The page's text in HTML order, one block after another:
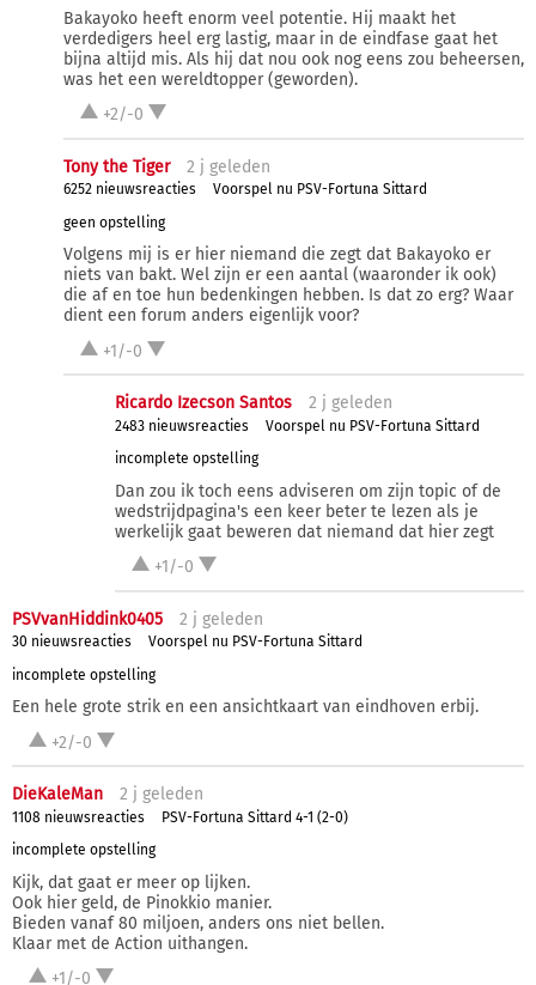
Bakayoko heeft enorm veel potentie. Hij maakt het
verdedigers heel erg lastig, maar in de eindfase gaat het
bijna altijd mis. Als hij dat nou ook nog eens zou beheersen,
was het een wereldtopper (geworden).
+2/-0
Tony the Tiger 2 j geleden
6252 nieuwsreacties
Voorspel nu PSV-Fortuna Sittard
geen opstelling
Volgens mij is er hier niemand die zegt dat Bakayoko er
niets van bakt. Wel zijn er een aantal (waaronder ik ook)
die af en toe hun bedenkingen hebben. Is dat zo erg? Waar
dient een forum anders eigenlijk voor?
+1/-0
Ricardo Izecson Santos 2 j geleden
2483 nieuwsreacties
Voorspel nu PSV-Fortuna Sittard
incomplete opstelling
Dan zou ik toch eens adviseren om zijn topic of de
wedstrijdpagina's een keer beter te lezen als je
werkelijk gaat beweren dat niemand dat hier zegt
+1/-0
PSVvanHiddink0405 2 j geleden
30 nieuwsreacties
Voorspel nu PSV-Fortuna Sittard
incomplete opstelling
Een hele grote strik en een ansichtkaart van eindhoven erbij.
+2/-0
DieKaleMan 2 j geleden
1108 nieuwsreacties
PSV-Fortuna Sittard 4-1 (2-0)
incomplete opstelling
Kijk, dat gaat er meer op lijken.
Ook hier geld, de Pinokkio manier.
Bieden vanaf 80 miljoen, anders ons niet bellen.
Klaar met de Action uithangen.
+1/-0